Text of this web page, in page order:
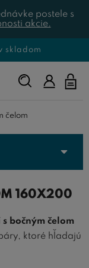
postele s
akcie.
skladom
Napíšte,
čo
čelom
160X200
bočným čelom
ktoré hľadajú
spánok. Bočné